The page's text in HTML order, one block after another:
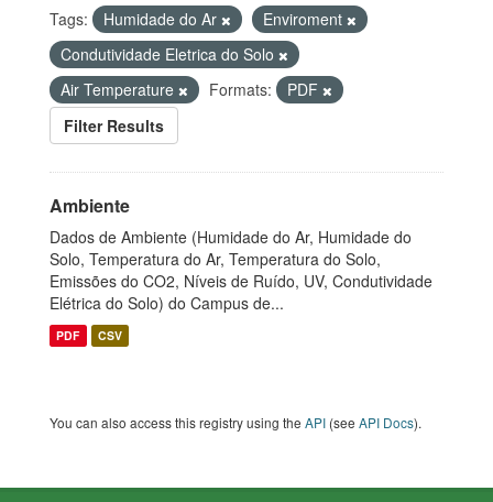
Tags: Humidade do Ar
Enviroment
Condutividade Eletrica do Solo
Air Temperature
Formats:
PDF
Filter Results
Ambiente
Dados de Ambiente (Humidade do Ar, Humidade do
Solo, Temperatura do Ar, Temperatura do Solo,
Emissões do CO2, Níveis de Ruído, UV, Condutividade
Elétrica do Solo) do Campus de...
PDF CSV
You can also access this registry using the API (see API Docs).